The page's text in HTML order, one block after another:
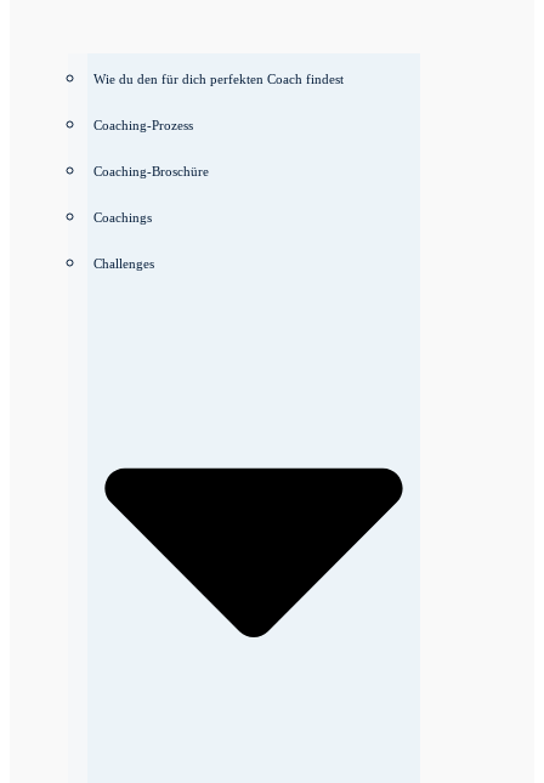
Wie du den für dich perfekten Coach findest
Coaching-Prozess
Coaching-Broschüre
Coachings
Challenges